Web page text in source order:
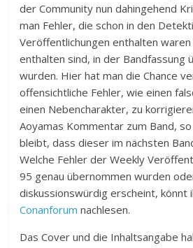
der Community nun dahingehend
man Fehler, die schon in den
Veröffentlichungen enthalten
enthalten sind, in der Bandfassung
wurden. Hier hat man die Chance
offensichtliche Fehler, wie einen
einen Nebencharakter, zu
Aoyamas Kommentar zum Band,
bleibt, dass dieser im nächsten
Welche Fehler der Weekly
95 genau übernommen wurden
diskussionswürdig erscheint, könnt
Conanforum nachlesen.
Das Cover und die Inhaltsangabe